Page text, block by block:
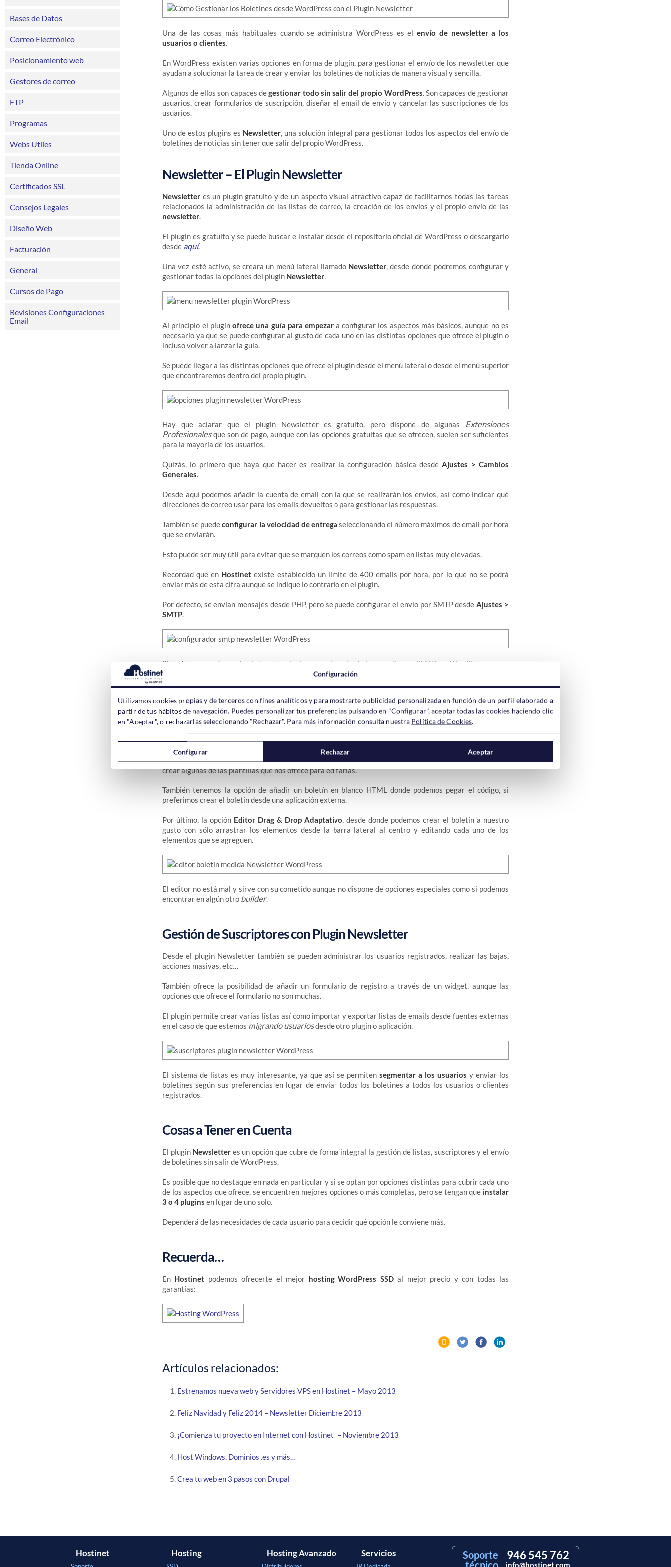
Bases de Datos
Correo Electrónico
Posicionamiento web
Gestores de correo
FTP
Programas
Webs Utiles
Tienda Online
Certificados SSL
Consejos Legales
Diseño Web
Facturación
General
Cursos de Pago
Revisiones Configuraciones
Email
Una de las cosas más habituales cuando se administra WordPress es el envío de newsletter a los
usuarios o clientes.
En WordPress existen varias opciones en forma de plugin, para gestionar el envío de los newsletter que
ayudan a solucionar la tarea de crear y enviar los boletines de noticias de manera visual y sencilla.
Algunos de ellos son capaces degestionar todo sin salir del propio WordPress. Son capaces de gestionar
usuarios, crear formularios de suscripción, diseñar el email de envío y cancelar las suscripciones de los
usuarios.
Uno de estos plugins es Newsletter, una solución integral para gestionar todos los aspectos del envío de
boletines de noticias sin tener que salir del propio WordPress.
Newsletter – El Plugin Newsletter
Newsletter es un plugin gratuito y de un aspecto visual atractivo capaz de facilitarnos todas las tareas
relacionados la administración de las listas de correo, la creación de los envíos y el propio envío de las
newsletter.
El plugin es gratuito y se puede buscar e instalar desde el repositorio oficial de WordPress o descargarlo
desde aquí.
Una vez esté activo, se creara un menú lateral llamado Newsletter, desde donde podremos configurar y
gestionar todas la opciones del plugin Newsletter.
Al principio el pluginofrece una guía para empezar a configurar los aspectos más básicos, aunque no es
necesario ya que se puede configurar al gusto de cada uno en las distintas opciones que ofrece el plugin o
incluso volver a lanzar la guía.
Se puede llegar a las distintas opciones que ofrece el plugin desde el menú lateral o desde el menú superior
que encontraremos dentro del propio plugin.
Hay que aclarar que el plugin Newsletter es gratuito, pero dispone de algunas Extensiones
Profesionalesque son de pago, aunque con las opciones gratuitas que se ofrecen, suelen ser suficientes
para la mayoría de los usuarios.
Quizás, lo primero que haya que hacer es realizar la configuración básica desdeAjustes > Cambios
Generales.
Desde aquí podemos añadir la cuenta de email con la que se realizarán los envíos, así como indicar qué
direcciones de correo usar para los emails devueltos o para gestionar las respuestas.
También se puedeconfigurar la velocidad de entregaseleccionando el número máximos de email por hora
que se enviarán.
Esto puede ser muy útil para evitar que se marquen los correos como spam en listas muy elevadas.
Recordad que en Hostinet existe establecido un límite de 400 emails por hora, por lo que no se podrá
enviar más de esta cifra aunque se indique lo contrario en el plugin.
Por defecto, se envían mensajes desde PHP, pero se puede configurar el envío por SMTP desdeAjustes >
SMTP.
Si ya hemos configurado algún otro plugin para el envío de los emails por SMTP en WordPress, como
Postman, WP Mail SMTP, etc…, no es necesario configurar esta opción, ya que
Creación de Boletín con Plugin Newsletter
Uno de los puntos fuertes del plugin Newsletter es la creación de manera visual de los boletines.
DesdeBoletinespodemos crear un nuevo boletín, que podemos guardarlo como plantilla si queremos o
crear algunas de las plantillas que nos ofrece para editarlas.
También tenemos la opción de añadir un boletín en blanco HTML donde podemos pegar el código, si
preferimos crear el boletín desde una aplicación externa.
Por último, la opción Editor Drag & Drop Adaptativo, desde donde podemos crear el boletín a nuestro
gusto con sólo arrastrar los elementos desde la barra lateral al centro y editando cada uno de los
elementos que se agreguen.
El editor no está mal y sirve con su cometido aunque no dispone de opciones especiales como si podemos
encontrar en algún otro builder.
Gestión de Suscriptores con Plugin Newsletter
Desde el plugin Newsletter también se pueden administrar los usuarios registrados, realizar las bajas,
acciones masivas, etc…
También ofrece la posibilidad de añadir un formulario de registro a través de un widget, aunque las
opciones que ofrece el formulario no son muchas.
El plugin permite crear varias listas así como importar y exportar listas de emails desde fuentes externas
en el caso de que estemos migrando usuariosdesde otro plugin o aplicación.
El sistema de listas es muy interesante, ya que así se permiten segmentar a los usuarios y enviar los
boletines según sus preferencias en lugar de enviar todos los boletines a todos los usuarios o clientes
registrados.
Cosas a Tener en Cuenta
El plugin Newsletteres un opción que cubre de forma integral la gestión de listas, suscriptores y el envío
de boletines sin salir de WordPress.
Es posible que no destaque en nada en particular y si se optan por opciones distintas para cubrir cada uno
de los aspectos que ofrece, se encuentren mejores opciones o más completas, pero se tengan que instalar
3 o 4 plugins en lugar de uno solo.
Dependerá de las necesidades de cada usuario para decidir qué opción le conviene más.
Recuerda…
En Hostinet podemos ofrecerte el mejor hosting WordPress SSDal mejor precio y con todas las
garantías:
Artículos relacionados:
Estrenamos nueva web y Servidores VPS en Hostinet – Mayo 2013
Feliz Navidad y Feliz 2014 – Newsletter Diciembre 2013
¡Comienza tu proyecto en Internet con Hostinet! – Noviembre 2013
Host Windows, Dominios .es y más…
Crea tu web en 3 pasos con Drupal
Hostinet Hosting Hosting Avanzado Servicios
Soporte
técnico
946 545 762
info@hostinet.com
Configuración
Utilizamos cookies propias y de terceros con fines analíticos y para mostrarte publicidad personalizada en función de un perfil elaborado a
partir de tus hábitos de navegación. Puedes personalizar tus preferencias pulsando en "Configurar", aceptar todas las cookies haciendo clic
en "Aceptar", o rechazarlas seleccionando "Rechazar". Para más información consulta nuestra Política de Cookies.
Configurar Rechazar Aceptar